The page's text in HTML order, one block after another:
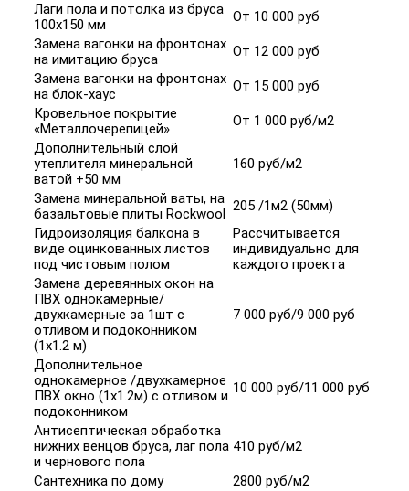
Лаги пола и потолка из бруса
100х150 мм
От 10 000 руб
Замена вагонки на фронтонах
на имитацию бруса
От 12 000 руб
Замена вагонки на фронтонах
на блок-хаус
От 15 000 руб
Кровельное покрытие
«Металлочерепицей»
От 1 000 руб/м2
Дополнительный слой
утеплителя минеральной
ватой +50 мм
160 руб/м2
Замена минеральной ваты, на
базальтовые плиты Rockwool 205 /1м2 (50мм)
Гидроизоляция балкона в
виде оцинкованных листов
под чистовым полом
Рассчитывается
индивидуально для
каждого проекта
Замена деревянных окон на
ПВХ однокамерные/
двухкамерные за 1шт с
отливом и подоконником
(1х1.2 м)
7 000 руб/9 000 руб
Дополнительное
однокамерное /двухкамерное
ПВХ окно (1х1.2м) с отливом и
подоконником
10 000 руб/11 000 руб
Антисептическая обработка
нижних венцов бруса, лаг пола
и чернового пола
410 руб/м2
Сантехника по дому
2800 руб/м2